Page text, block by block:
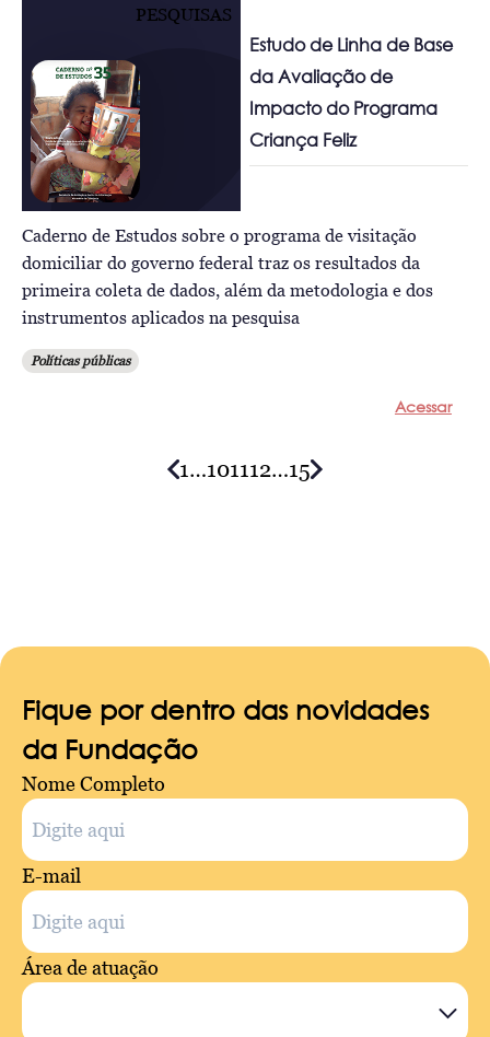
PESQUISAS
Estudo de Linha de Base
da Avaliação de
Impacto do Programa
Criança Feliz
Caderno de Estudos sobre o programa de visitação
domiciliar do governo federal traz os resultados da
primeira coleta de dados, além da metodologia e dos
instrumentos aplicados na pesquisa
Políticas públicas
Acessar
1…101112…15
Fique por dentro das novidades
da Fundação
Nome Completo
E-mail
Área de atuação